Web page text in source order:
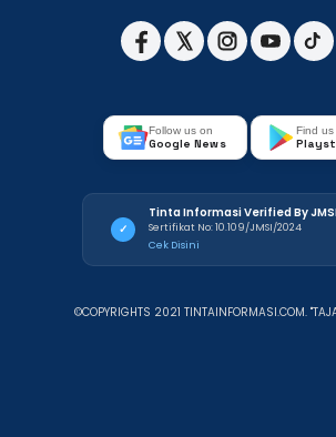
Follow us on
Google News
Find us
✓
Tinta Informasi Verified By
Sertifikat No: 10.109/JMSI/2024
Cek Disini
©COPYRIGHTS 2021 TINTAINFORMASI.COM.